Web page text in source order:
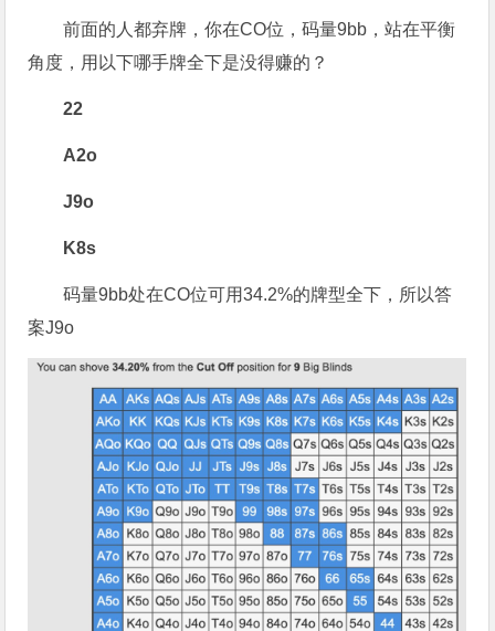
前面的人都弃牌，你在CO位，码量9bb，站在平衡
角度，用以下哪手牌全下是没得赚的？
22
A2o
J9o
K8s
码量9bb处在CO位可用34.2%的牌型全下，所以答
案J9o